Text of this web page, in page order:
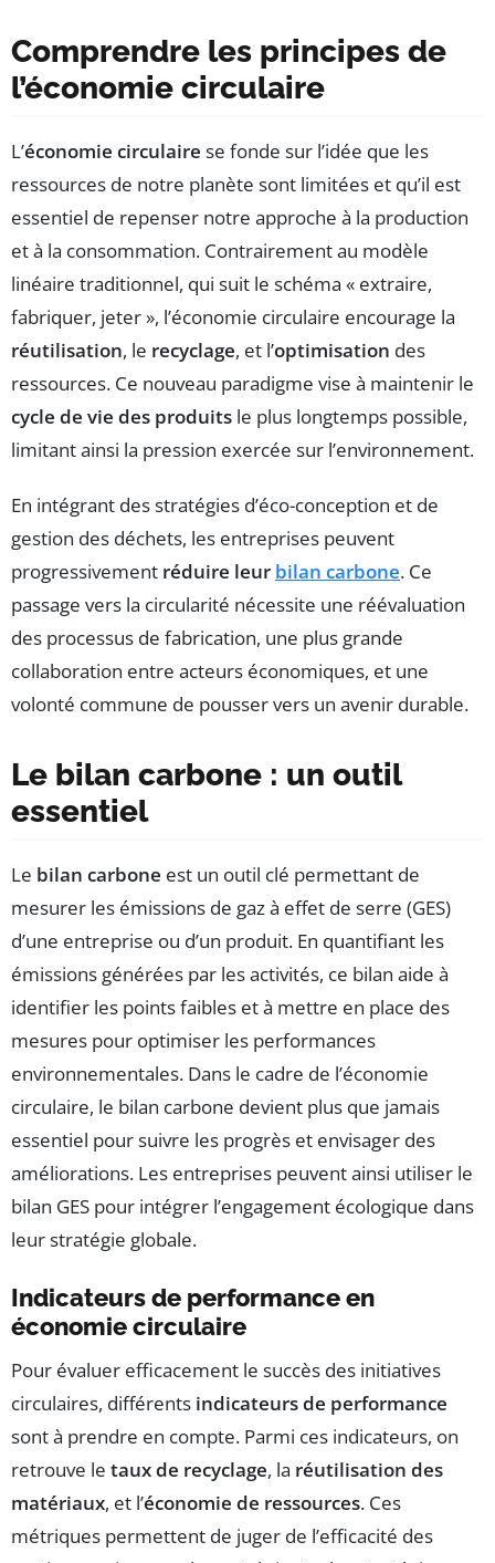
Comprendre les principes de
l’économie circulaire
L’économie circulaire se fonde sur l’idée que les
ressources de notre planète sont limitées et qu’il est
essentiel de repenser notre approche à la production
et à la consommation. Contrairement au modèle
linéaire traditionnel, qui suit le schéma « extraire,
fabriquer, jeter », l’économie circulaire encourage la
réutilisation, le recyclage, et l’optimisation des
ressources. Ce nouveau paradigme vise à maintenir le
cycle de vie des produits le plus longtemps possible,
limitant ainsi la pression exercée sur l’environnement.
En intégrant des stratégies d’éco-conception et de
gestion des déchets, les entreprises peuvent
progressivement réduire leur bilan carbone. Ce
passage vers la circularité nécessite une réévaluation
des processus de fabrication, une plus grande
collaboration entre acteurs économiques, et une
volonté commune de pousser vers un avenir durable.
Le bilan carbone : un outil
essentiel
Le bilan carbone est un outil clé permettant de
mesurer les émissions de gaz à effet de serre (GES)
d’une entreprise ou d’un produit. En quantifiant les
émissions générées par les activités, ce bilan aide à
identifier les points faibles et à mettre en place des
mesures pour optimiser les performances
environnementales. Dans le cadre de l’économie
circulaire, le bilan carbone devient plus que jamais
essentiel pour suivre les progrès et envisager des
améliorations. Les entreprises peuvent ainsi utiliser le
bilan GES pour intégrer l’engagement écologique dans
leur stratégie globale.
Indicateurs de performance en
économie circulaire
Pour évaluer efficacement le succès des initiatives
circulaires, différents indicateurs de performance
sont à prendre en compte. Parmi ces indicateurs, on
retrouve le taux de recyclage, la réutilisation des
matériaux, et l’économie de ressources. Ces
métriques permettent de juger de l’efficacité des